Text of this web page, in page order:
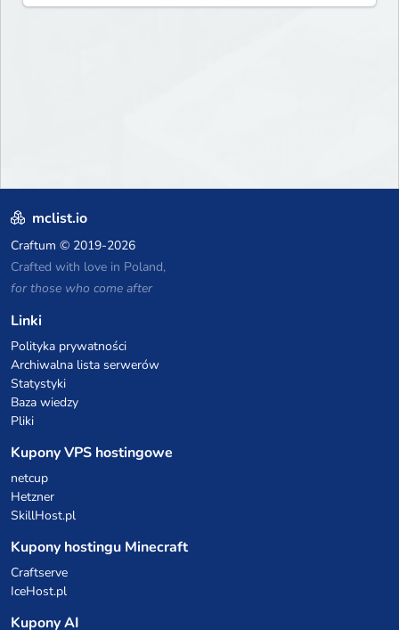
enough content to keep you
mclist.io
Craftum © 2019-2026
Crafted with love in Poland,
for those who come after
Linki
Polityka prywatności
Archiwalna lista serwerów
Statystyki
Baza wiedzy
Pliki
Kupony VPS hostingowe
netcup
Hetzner
SkillHost.pl
Kupony hostingu Minecraft
Craftserve
IceHost.pl
Kupony AI